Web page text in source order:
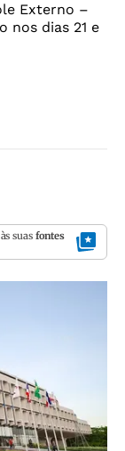
Externo –
nos dias 21 e
suas fontes